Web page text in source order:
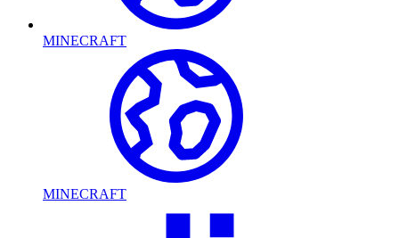
MINECRAFT
MINECRAFT